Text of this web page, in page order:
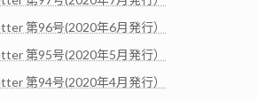
第96号(2020年6月発行）
第95号(2020年5月発行）
第94号(2020年4月発行）